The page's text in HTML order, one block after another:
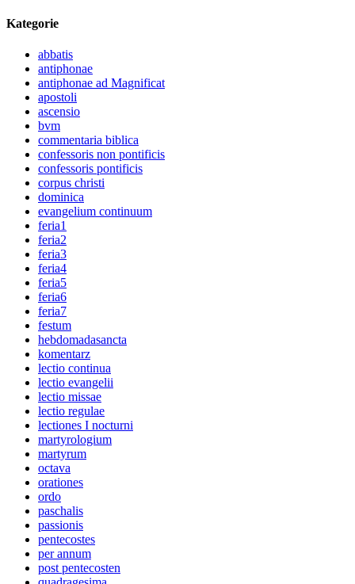
Kategorie
abbatis
antiphonae
antiphonae ad Magnificat
apostoli
ascensio
bvm
commentaria biblica
confessoris non pontificis
confessoris pontificis
corpus christi
dominica
evangelium continuum
feria1
feria2
feria3
feria4
feria5
feria6
feria7
festum
hebdomadasancta
komentarz
lectio continua
lectio evangelii
lectio missae
lectio regulae
lectiones I nocturni
martyrologium
martyrum
octava
orationes
ordo
paschalis
passionis
pentecostes
per annum
post pentecosten